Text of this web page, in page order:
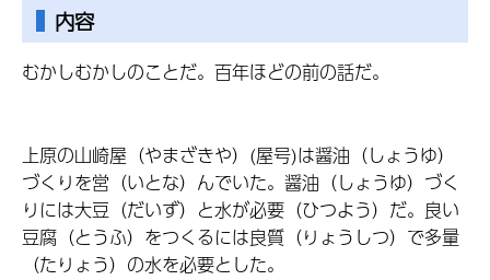
内容
むかしむかしのことだ。百年ほどの前の話だ。
上原の山崎屋（やまざきや）(屋号)は醤油（しょうゆ）
づくりを営（いとな）んでいた。醤油（しょうゆ）づく
りには大豆（だいず）と水が必要（ひつよう）だ。良い
豆腐（とうふ）をつくるには良質（りょうしつ）で多量
（たりょう）の水を必要とした。